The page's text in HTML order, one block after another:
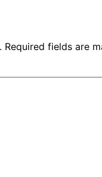
Required fields are